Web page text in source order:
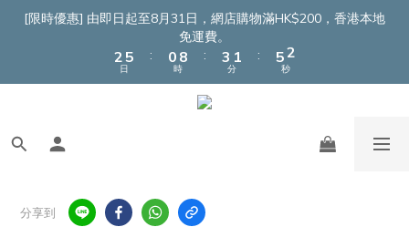
[限時優惠] 由即日起至8月31日，網店購物滿HK$200，香港本地
免運費。
4
2
1
7
5
4
日
:
2
0
9
8
7
1
0
時
:
5
4
3
2
3
1
0
分
:
7
5
4
3
1
0
秒
分享到